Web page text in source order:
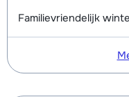
Familievriendelijk